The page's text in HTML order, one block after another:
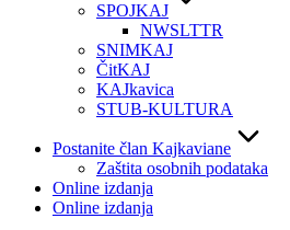
SPOJKAJ
NWSLTTR
SNIMKAJ
ČitKAJ
KAJkavica
STUB-KULTURA
Postanite član Kajkaviane
Zaštita osobnih podataka
Online izdanja
Online izdanja